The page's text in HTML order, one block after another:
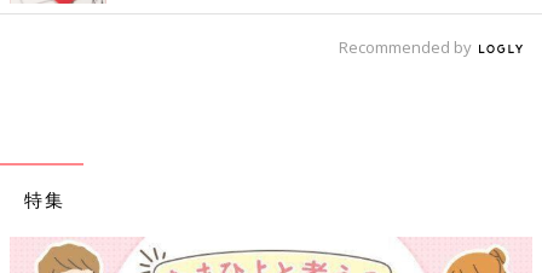
Recommended by
特集